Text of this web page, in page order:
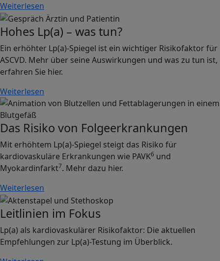
Weiterlesen
Image
Hohes Lp(a) – was tun?
Ein erhöhter Lp(a)-Spiegel ist ein wichtiger Risikofaktor für
ASCVD. Mehr über seine Auswirkungen und was zu tun ist,
erfahren Sie hier.
Weiterlesen
Image
Das Risiko von Folgeerkrankungen
Mit erhöhtem Lp(a)-Spiegel steigt das Risiko für
kardiovaskuläre Erkrankungen wie PAVK6 und
Myokardinfarkt7. Mehr dazu hier.
Weiterlesen
Image
Leitlinien im Fokus
Lp(a) als kardiovaskulärer Risikofaktor: Die aktuellen
Empfehlungen zur Lp(a)-Testung im Überblick.